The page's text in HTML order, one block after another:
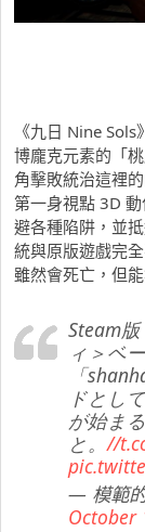
《九日 Nine
博龐克元素的「
角擊敗統治這裡
第一身視點 3D
避各種陷阱，並
統與原版遊戲完
雖然會死亡，但
Steam
ィ＞ベ
「
ドとし
が始ま
と。//
— 模範
October